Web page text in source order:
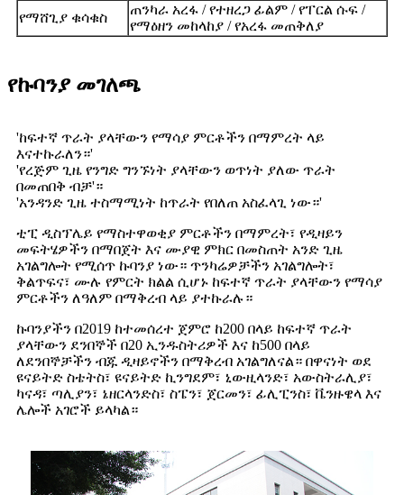
የማሸጊያ ቁሳቁስ
ጠንካራ አረፋ / የተዘረጋ ፊልም / የፐርል ሱፍ /
የማዕዘን መከላከያ / የአረፋ መጠቅለያ
የኩባንያ መገለጫ
'ከፍተኛ ጥራት ያላቸውን የማሳያ ምርቶችን በማምረት ላይ
እናተኩራለን።'
'የረጅም ጊዜ የንግድ ግንኙነት ያላቸውን ወጥነት ያለው ጥራት
በመጠበቅ ብቻ'።
'አንዳንድ ጊዜ ተስማሚነት ከጥራት የበለጠ አስፈላጊ ነው።'
ቲፒ ዲስፕሌይ የማስተዋወቂያ ምርቶችን በማምረት፣ የዲዛይን
መፍትሄዎችን በማበጀት እና ሙያዊ ምክር በመስጠት አንድ ጊዜ
አገልግሎት የሚሰጥ ኩባንያ ነው። ጥንካሬዎቻችን አገልግሎት፣
ቅልጥፍና፣ ሙሉ የምርት ክልል ሲሆኑ ከፍተኛ ጥራት ያላቸውን የማሳያ
ምርቶችን ለዓለም በማቅረብ ላይ ያተኩራሉ።
ኩባንያችን በ2019 ከተመሰረተ ጀምሮ ከ200 በላይ ከፍተኛ ጥራት
ያላቸውን ደንበኞች በ20 ኢንዱስትሪዎች እና ከ500 በላይ
ለደንበኞቻችን ብጁ ዲዛይኖችን በማቅረብ አገልግለናል። በዋናነት ወደ
ዩናይትድ ስቴትስ፣ ዩናይትድ ኪንግደም፣ ኒውዚላንድ፣ አውስትራሊያ፣
ካናዳ፣ ጣሊያን፣ ኔዘርላንድስ፣ ስፔን፣ ጀርመን፣ ፊሊፒንስ፣ ቬንዙዌላ እና
ሌሎች አገሮች ይላካል።